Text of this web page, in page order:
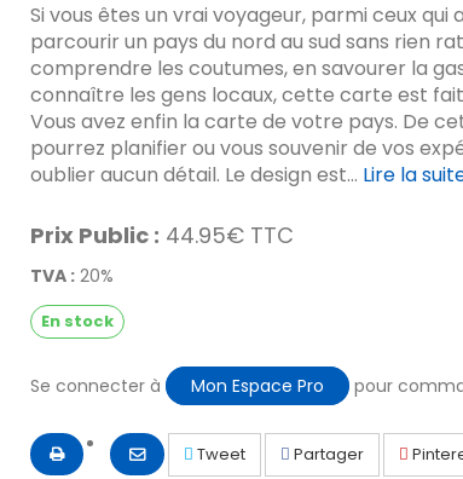
Si vous êtes un vrai voyageur, parmi ceux qui
parcourir un pays du nord au sud sans rien
comprendre les coutumes, en savourer la
connaître les gens locaux, cette carte est
Vous avez enfin la carte de votre pays. De
pourrez planifier ou vous souvenir de vos
oublier aucun détail. Le design est... Lire la
Prix Public : 44.95€ TTC
TVA : 20%
En stock
Se connecter à Mon Espace Pro pour
Tweet Partager